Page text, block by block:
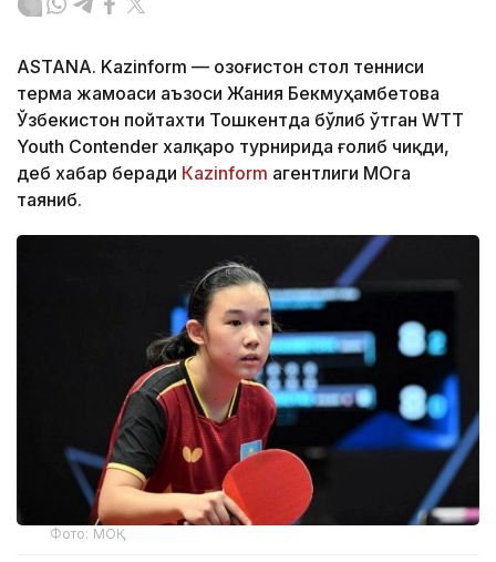
ASTANA. Kazinform — Қозоғистон стол тенниси
терма жамоаси аъзоси Жания Бекмуҳамбетова
Ўзбекистон пойтахти Тошкентда бўлиб ўтган WTT
Youth Contender халқаро турнирида ғолиб чиқди,
деб хабар беради Кazinform агентлиги МОҚга
таяниб.
Фото: МОҚ